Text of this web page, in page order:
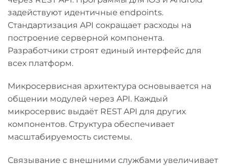
задействуют идентичные endpoints.
Стандартизация API сокращает расходы на
построение серверной компонента.
Разработчики строят единый интерфейс для
всех платформ.
Микросервисная архитектура основывается на
общении модулей через API. Каждый
микросервис выдаёт REST API для других
компонентов. Структура обеспечивает
масштабируемость системы.
Связывание с внешними службами увеличивает